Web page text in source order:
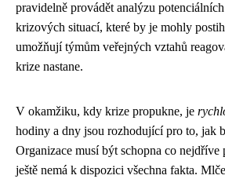
pravidelně provádět analýzu
krizových situací, které by je mohly
umožňují týmům veřejných vztahů
krize nastane.
V okamžiku, kdy krize propukne, je
hodiny a dny jsou rozhodující pro to, jak
Organizace musí být schopna co
ještě nemá k dispozici všechna fakta.